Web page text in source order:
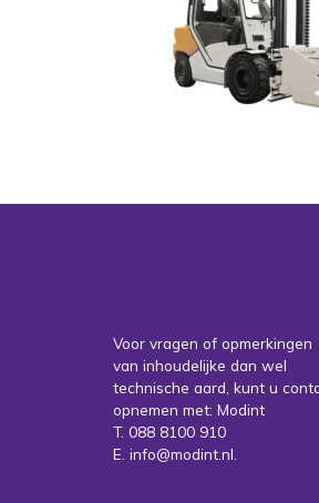
Voor vragen of opmerkingen
van inhoudelijke dan wel
technische aard, kunt u
opnemen met: Modint
T. 088 8100 910
E. info@modint.nl.